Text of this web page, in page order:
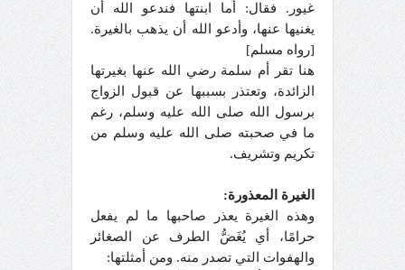
غيور. فقال: أما ابنتها فندعو الله أن
يغنيها عنها، وأدعو الله أن يذهب بالغيرة.
[رواه مسلم]
هنا تقر أم سلمة رضي الله عنها بغيرتها
الزائدة، وتعتذر بسببها عن قبول الزواج
برسول الله صلى الله عليه وسلم، رغم
ما في صحبته صلى الله عليه وسلم من
تكريم وتشريف.
الغيرة المعذورة:
وهذه الغيرة يعذر صاحبها ما لم يفعل
حرامًا، أي يُغَضُّ الطرف عن الصغائر
والهفوات التي تصدر منه. ومن أمثلتها: